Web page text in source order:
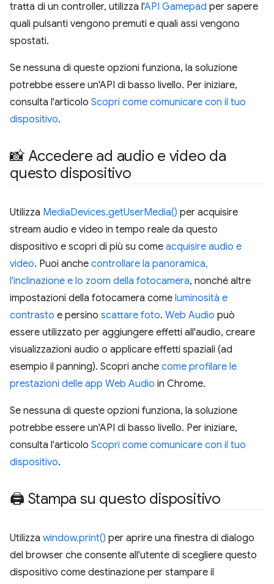
tratta di un controller, utilizza l'API Gamepad per sapere
quali pulsanti vengono premuti e quali assi vengono
spostati.
Se nessuna di queste opzioni funziona, la soluzione
potrebbe essere un'API di basso livello. Per iniziare,
consulta l'articolo Scopri come comunicare con il tuo
dispositivo.
📸 Accedere ad audio e video da
questo dispositivo
Utilizza MediaDevices.getUserMedia() per acquisire
stream audio e video in tempo reale da questo
dispositivo e scopri di più su come acquisire audio e
video. Puoi anche controllare la panoramica,
l'inclinazione e lo zoom della fotocamera, nonché altre
impostazioni della fotocamera come luminosità e
contrasto e persino scattare foto. Web Audio può
essere utilizzato per aggiungere effetti all'audio, creare
visualizzazioni audio o applicare effetti spaziali (ad
esempio il panning). Scopri anche come profilare le
prestazioni delle app Web Audio in Chrome.
Se nessuna di queste opzioni funziona, la soluzione
potrebbe essere un'API di basso livello. Per iniziare,
consulta l'articolo Scopri come comunicare con il tuo
dispositivo.
🖨 Stampa su questo dispositivo
Utilizza window.print() per aprire una finestra di dialogo
del browser che consente all'utente di scegliere questo
dispositivo come destinazione per stampare il